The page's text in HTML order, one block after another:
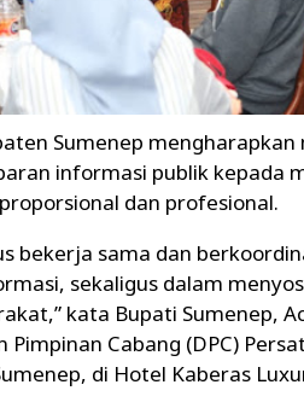
Sumenep
informasi publik kepada
dan profesional.
bekerja sama dan
sekaligus dalam
kata Bupati Sumenep,
Pimpinan Cabang (DPC)
di Hotel Kaberas